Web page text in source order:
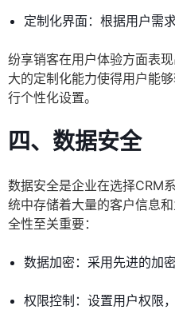
定制化界面：根据用户需
纷享销客在用户体验方面表
大的定制化能力使得用户能
行个性化设置。
四、数据安全
数据安全是企业在选择CRM
统中存储着大量的客户信息
全性至关重要：
数据加密：采用先进的加
权限控制：设置用户权限